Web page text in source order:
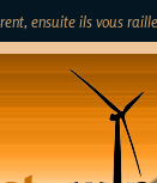
ensuite ils vous